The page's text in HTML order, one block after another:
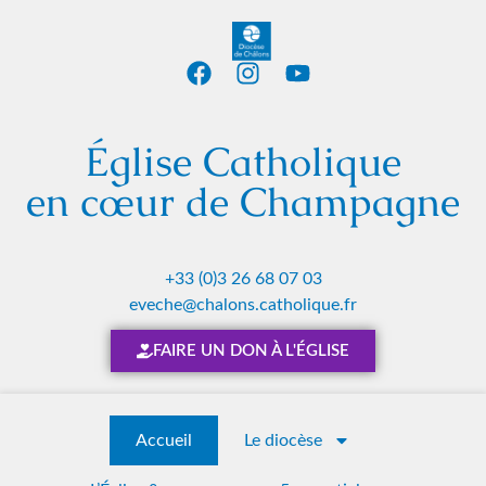
Église Catholique
en cœur de Champagne
+33 (0)3 26 68 07 03
eveche@chalons.catholique.fr
FAIRE UN DON À L'ÉGLISE
Accueil Le diocèse